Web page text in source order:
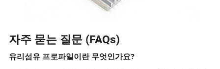
자주 묻는 질문 (FAQs)
유리섬유 프로파일이란 무엇인가요?